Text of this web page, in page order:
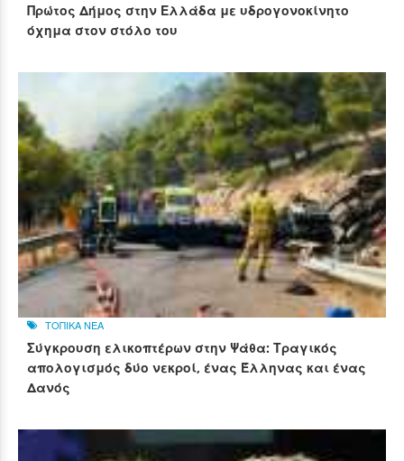
Πρώτος Δήμος στην Ελλάδα με υδρογονοκίνητο
όχημα στον στόλο του
ΤΟΠΙΚΑ ΝΕΑ
Σύγκρουση ελικοπτέρων στην Ψάθα: Τραγικός
απολογισμός δύο νεκροί, ένας Έλληνας και ένας
Δανός